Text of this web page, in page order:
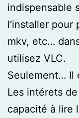
indispensable
l’installer
mkv, etc…
utilisez VLC.
Seulement… Il
Les intérets
capacité à lire